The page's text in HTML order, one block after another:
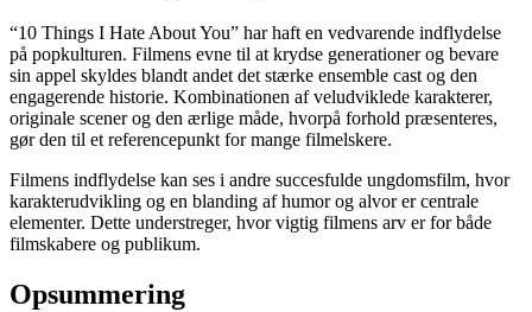
“10 Things I Hate About You” har haft en vedvarende indflydelse
på popkulturen. Filmens evne til at krydse generationer og bevare
sin appel skyldes blandt andet det stærke ensemble cast og den
engagerende historie. Kombinationen af veludviklede karakterer,
originale scener og den ærlige måde, hvorpå forhold præsenteres,
gør den til et referencepunkt for mange filmelskere.
Filmens indflydelse kan ses i andre succesfulde ungdomsfilm, hvor
karakterudvikling og en blanding af humor og alvor er centrale
elementer. Dette understreger, hvor vigtig filmens arv er for både
filmskabere og publikum.
Opsummering